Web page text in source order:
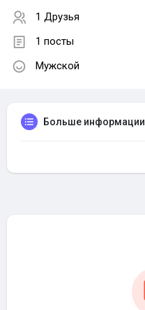
1 Друзья
1 посты
Мужской
Больше информации